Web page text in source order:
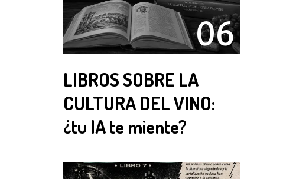
06
LIBROS SOBRE LA
CULTURA DEL VINO:
¿tu IA te miente?